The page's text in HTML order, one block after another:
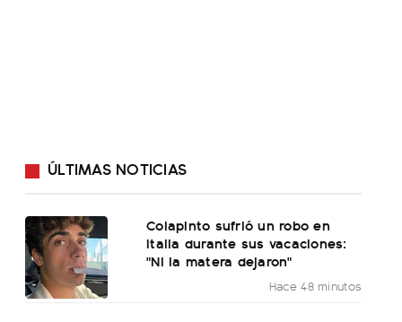
ÚLTIMAS NOTICIAS
Colapinto sufrió un robo en
Italia durante sus vacaciones:
"Ni la matera dejaron"
Hace 48 minutos